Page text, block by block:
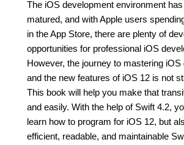
The iOS development environment
matured, and with Apple users
in the App Store, there are plenty of
opportunities for professional iOS
However, the journey to mastering iOS
and the new features of iOS 12 is not
This book will help you make that
and easily. With the help of Swift 4.2,
learn how to program for iOS 12, but
efficient, readable, and maintainable